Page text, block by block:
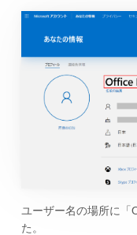
ユーザー名の場所に「
た。